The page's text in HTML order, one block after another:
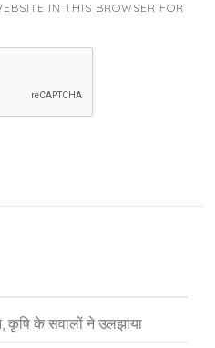
IN THIS BROWSER FOR
कृषि के सवालों ने उलझाया